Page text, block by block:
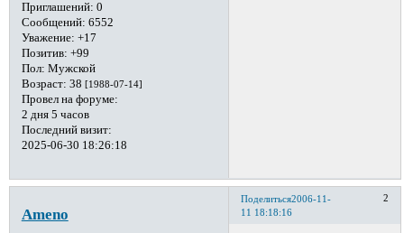
Приглашений: 0
Сообщений: 6552
Уважение: +17
Позитив: +99
Пол: Мужской
Возраст: 38 [1988-07-14]
Провел на форуме:
2 дня 5 часов
Последний визит:
2025-06-30 18:26:18
Поделиться 2
2006-11-
11 18:18:16
Ameno